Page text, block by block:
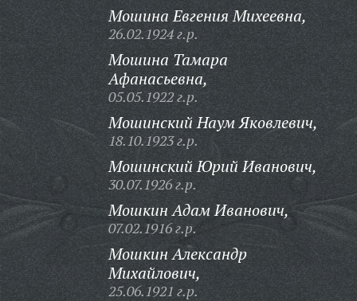
Мошина Евгения Михеевна,
26.02.1924 г.р.
Мошина Тамара
Афанасьевна,
05.05.1922 г.р.
Мошинский Наум Яковлевич,
18.10.1923 г.р.
Мошинский Юрий Иванович,
30.07.1926 г.р.
Мошкин Адам Иванович,
07.02.1916 г.р.
Мошкин Александр
Михайлович,
25.06.1921 г.р.